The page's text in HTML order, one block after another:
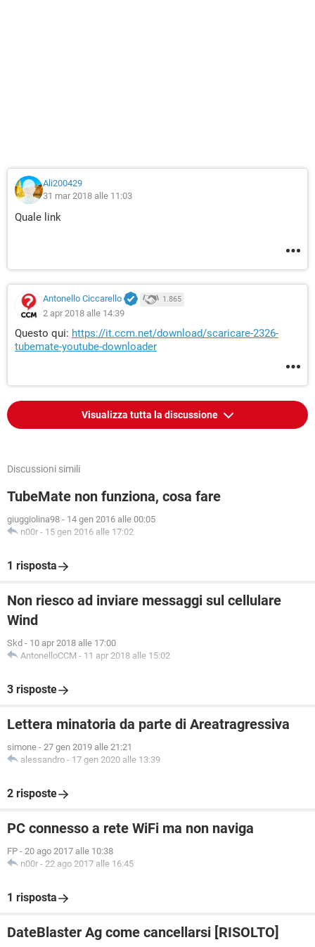
Ali200429
31 mar 2018 alle 11:03
Quale link
Antonello Ciccarello 1.865
2 apr 2018 alle 14:39
Questo qui: https://it.ccm.net/download/scaricare-2326-
tubemate-youtube-downloader
Visualizza tutta la discussione
Discussioni simili
TubeMate non funziona, cosa fare
giuggiolina98 - 14 gen 2016 alle 00:05
n00r - 15 gen 2016 alle 17:02
1 risposta
Non riesco ad inviare messaggi sul cellulare
Wind
Skd - 10 apr 2018 alle 17:00
AntonelloCCM - 11 apr 2018 alle 15:02
3 risposte
Lettera minatoria da parte di Areatragressiva
simone - 27 gen 2019 alle 21:21
alessandro - 17 gen 2020 alle 13:39
2 risposte
PC connesso a rete WiFi ma non naviga
FP - 20 ago 2017 alle 10:38
n00r - 22 ago 2017 alle 16:45
1 risposta
DateBlaster Ag come cancellarsi [RISOLTO]